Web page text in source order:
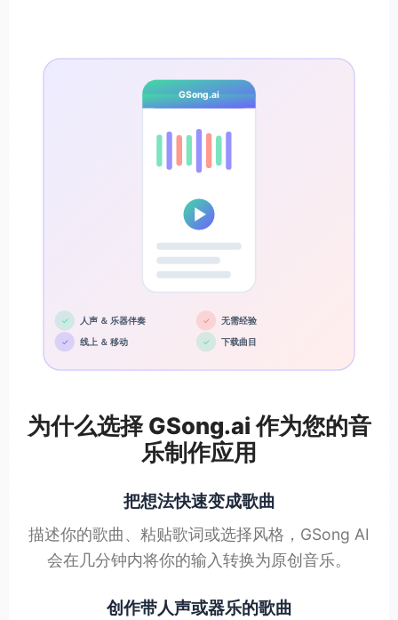
为什么选择 GSong.ai 作为您的音
乐制作应用
把想法快速变成歌曲
描述你的歌曲、粘贴歌词或选择风格，GSong AI
会在几分钟内将你的输入转换为原创音乐。
创作带人声或器乐的歌曲
GSong.ai
✓ 人声 ＆ 乐器伴奏
✓ 线上 ＆ 移动
✓ 无需经验
✓ 下载曲目